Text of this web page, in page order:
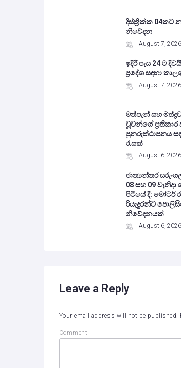
දිස්ත්‍රික්ක 04කට
නිවේදන
August 7, 2026
ඉදිරි පැය 24 ට
ප්‍රදේශ සඳහා
August 7, 2026
මත්පැන් සහ
වූවන්ගේ ප්‍රතිකාර
පුනරුත්ථාපනය
රැසක්
August 6, 2026
ජාත්‍යන්තර
08 සහ 09
පිටියේ දී: මෝටර්
රියැදුරන්ට
නිවේදනයක්
August 6, 2026
Leave a Reply
Your email address will not be published.
Comment